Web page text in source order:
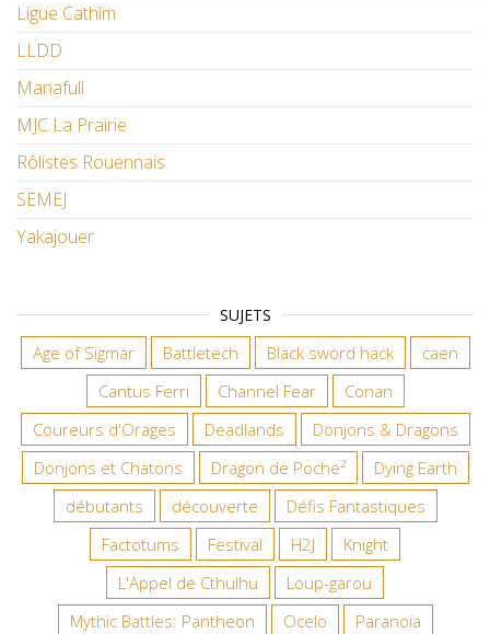
Ligue Cathîm
LLDD
Manafull
MJC La Prairie
Rôlistes Rouennais
SEMEJ
Yakajouer
SUJETS
Age of Sigmar Battletech Black sword hack
caen
Cantus Ferri
Channel Fear
Conan
Coureurs d'Orages
Deadlands
Donjons & Dragons
Donjons et Chatons
Dragon de Poche²
Dying Earth
débutants
découverte
Défis Fantastiques
Factotums
Festival H2J
Knight
L'Appel de Cthulhu
Loup-garou
Mythic Battles: Pantheon
Ocelo Paranoïa